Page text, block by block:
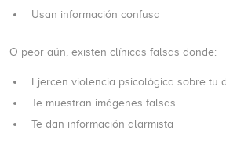
Usan información confusa
O peor aún, existen clínicas falsas donde:
Ejercen violencia psicológica sobre tu
Te muestran imágenes falsas
Te dan información alarmista